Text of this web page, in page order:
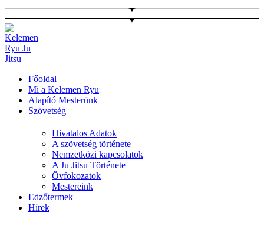
Ugrás
a
tartalomhoz
Főoldal
Mi a Kelemen Ryu
Alapító Mesterünk
Szövetség
Hivatalos Adatok
A szövetség története
Nemzetközi kapcsolatok
A Ju Jitsu Története
Övfokozatok
Mestereink
Edzőtermek
Hírek